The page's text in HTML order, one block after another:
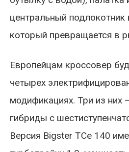
центральный подлокотник
который превращается в
Европейцам кроссовер
четырех
модификациях. Три из них
гибриды с
Версия Bigster TCe 140